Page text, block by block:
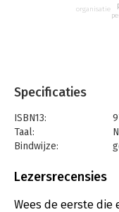
organisatie
Specificaties
ISBN13:
Taal:
Bindwijze:
Uitgever:
Verschijningsdatum:
Lezersrecensies
Wees de eerste die